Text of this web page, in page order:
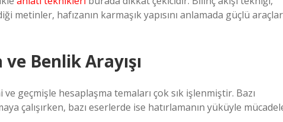
metinler, hafızanın karmaşık yapısını anlamada güçlü araçlar
Benlik Arayışı
geçmişle hesaplaşma temaları çok sık işlenmiştir. Bazı
çalışırken, bazı eserlerde ise hatırlamanın yüküyle